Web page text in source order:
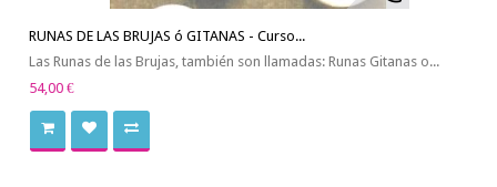
RUNAS DE LAS BRUJAS ó GITANAS - Curso...
Las Runas de las Brujas, también son llamadas: Runas Gitanas o...
54,00 €